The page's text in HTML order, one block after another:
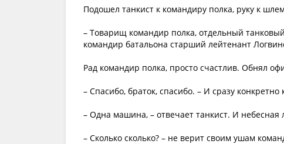
Подошел танкист к командиру полка, руку к
– Товарищ командир полка, отдельный
командир батальона старший лейтенант
Рад командир полка, просто счастлив. Обнял
– Спасибо, браток, спасибо. – И сразу конкретно
– Одна машина, – отвечает танкист. И небесная
– Сколько сколько? – не верит своим ушам